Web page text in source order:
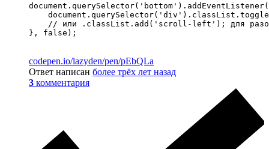
// или .classList.add('scroll-left'); для
}, false);
codepen.io/lazyden/pen/pEbQLa
Ответ написан более трёх лет назад
3 комментария